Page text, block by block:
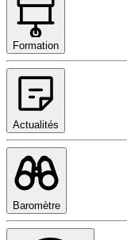
Formation
Actualités
Baromètre